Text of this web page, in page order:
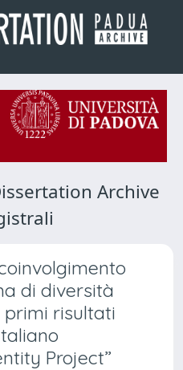
Archive
di diversità
primi risultati
Project”